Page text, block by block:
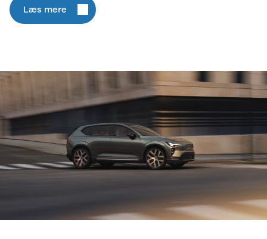
Læs mere